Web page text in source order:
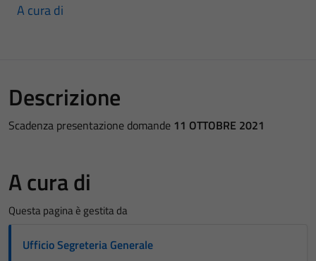
A cura di
Descrizione
Scadenza presentazione domande 11 OTTOBRE 2021
A cura di
Questa pagina è gestita da
Ufficio Segreteria Generale